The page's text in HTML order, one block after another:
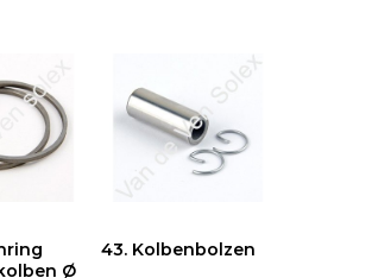
Ø
43. Kolbenbolzen